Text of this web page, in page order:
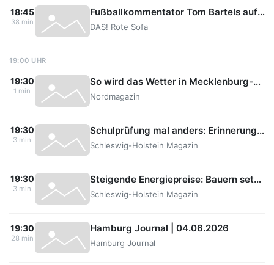
18:45
38 min
Fußballkommentator Tom Bartels auf dem Roten Sofa
DAS! Rote Sofa
19:00 UHR
19:30
1 min
So wird das Wetter in Mecklenburg-Vorpommern am Freitag
Nordmagazin
19:30
3 min
Schulprüfung mal anders: Erinnerungsgläser für Senioren
Schleswig-Holstein Magazin
19:30
3 min
Steigende Energiepreise: Bauern setzen stärker auf Glyphosat
Schleswig-Holstein Magazin
19:30
28 min
Hamburg Journal | 04.06.2026
Hamburg Journal